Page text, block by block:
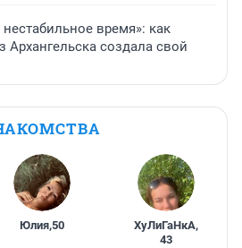
время»: как
Архангельска создала свой
Юлия,50 ХуЛиГаНкА,
43